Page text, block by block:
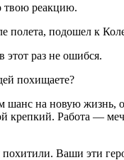
реакцию.
полета, подошел к
раз не ошибся.
похищаете?
на новую жизнь,
крепкий. Работа —
Ваши эти